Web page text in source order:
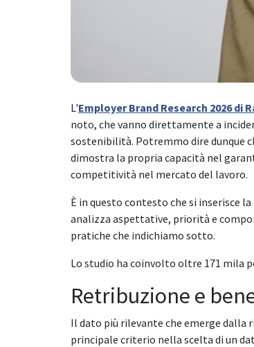
L'Employer Brand Research 2026 di
noto, che vanno direttamente a
sostenibilità. Potremmo dire dunque
dimostra la propria capacità nel
competitività nel mercato del lavoro.
È in questo contesto che si inserisce
analizza aspettative, priorità e
pratiche che indichiamo sotto.
Lo studio ha coinvolto oltre 171 mila
Retribuzione e
Il dato più rilevante che emerge
principale criterio nella scelta di un